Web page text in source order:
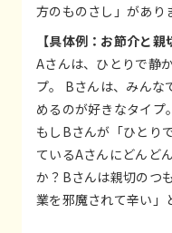
方のものさし」があり
【具体例：お節介と親
Aさんは、ひとりで静
プ。 Bさんは、みんな
めるのが好きなタイプ。
もしBさんが「ひとり
ているAさんにどんど
か？Bさんは親切のつ
業を邪魔されて辛い」